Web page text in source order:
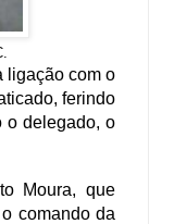
ligação com o
ferindo
o delegado, o
Moura, que
comando da